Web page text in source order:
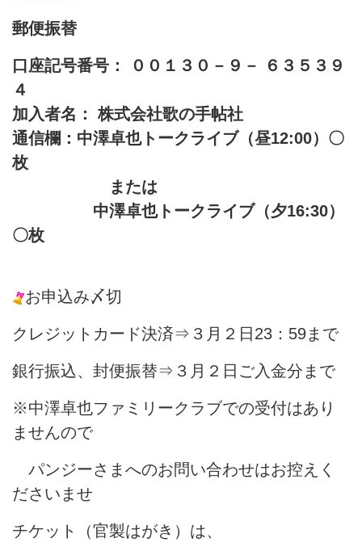
郵便振替
口座記号番号： ００１３０－９－ ６３５３９
４
加入者名： 株式会社歌の手帖社
通信欄：中澤卓也トークライブ（昼12:00）〇
枚
または
中澤卓也トークライブ（夕16:30）
〇枚
お申込み〆切
クレジットカード決済⇒３月２日23：59まで
銀行振込、封便振替⇒３月２日ご入金分まで
※中澤卓也ファミリークラブでの受付はあり
ませんので
パンジーさまへのお問い合わせはお控えく
ださいませ
チケット（官製はがき）は、